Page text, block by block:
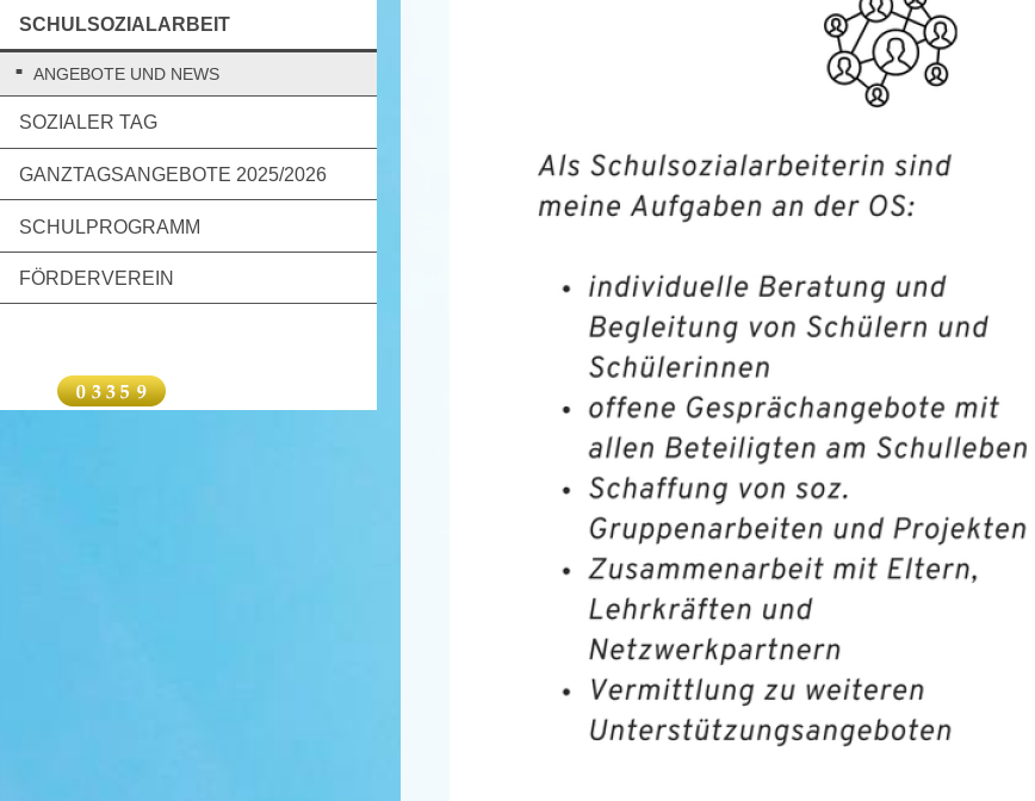
SCHULSOZIALARBEIT
ANGEBOTE UND NEWS
SOZIALER TAG
GANZTAGSANGEBOTE 2025/2026
SCHULPROGRAMM
FÖRDERVEREIN